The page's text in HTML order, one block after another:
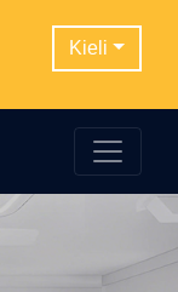
Kieli